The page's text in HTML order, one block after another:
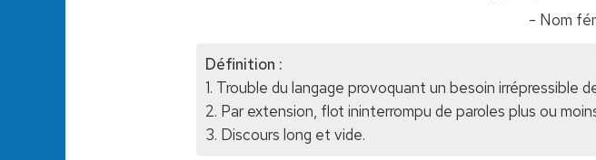
- Nom
Définition :
1. Trouble du langage provoquant un besoin irrépressible
2. Par extension, flot ininterrompu de paroles plus ou
3. Discours long et vide.